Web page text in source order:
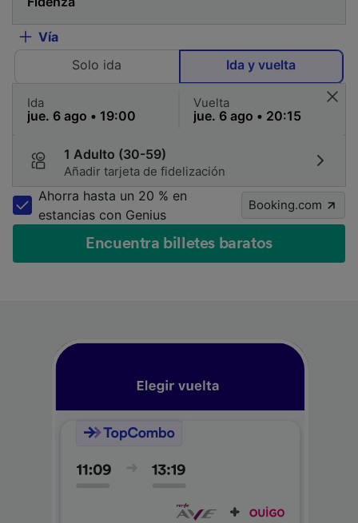
Vía
Solo ida
Ida y vuelta
Ida Vuelta
1 Adulto (30-59)
Añadir tarjeta de fidelización
Ahorra hasta un 20 % en
estancias con Genius
Booking.com
Encuentra billetes baratos